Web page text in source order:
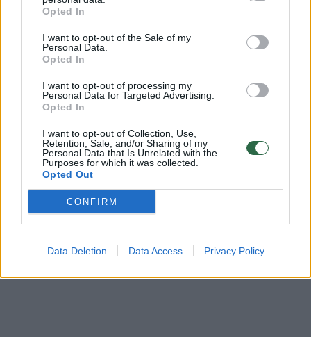
Opted In
I want to opt-out of the Sale of my
Personal Data.
Opted In
I want to opt-out of processing my
Personal Data for Targeted Advertising.
Opted In
I want to opt-out of Collection, Use,
Retention, Sale, and/or Sharing of my
Personal Data that Is Unrelated with the
Purposes for which it was collected.
Opted Out
CONFIRM
Data Deletion Data Access Privacy Policy
Žinios | Gyvenimo būdas
Alternatyvus mokymas: skirtas pradinukams, bet
neįkandamas mokslininkams
Žinios | Gyvenimo būdas
Pasižvalgykite, kokios gėrybės laukia Kaziuko mugėje
Žinios | Videobumas